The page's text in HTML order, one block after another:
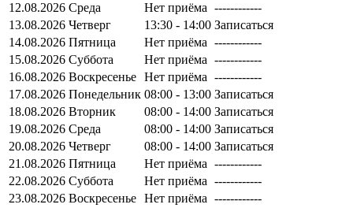
12.08.2026 Среда Нет приёма ------------
13.08.2026 Четверг 13:30 - 14:00 Записаться
14.08.2026 Пятница Нет приёма ------------
15.08.2026 Суббота Нет приёма ------------
16.08.2026 Воскресенье Нет приёма ------------
17.08.2026 Понедельник 08:00 - 13:00 Записаться
18.08.2026 Вторник 08:00 - 14:00 Записаться
19.08.2026 Среда 08:00 - 14:00 Записаться
20.08.2026 Четверг 08:00 - 14:00 Записаться
21.08.2026 Пятница Нет приёма ------------
22.08.2026 Суббота Нет приёма ------------
23.08.2026 Воскресенье Нет приёма ------------